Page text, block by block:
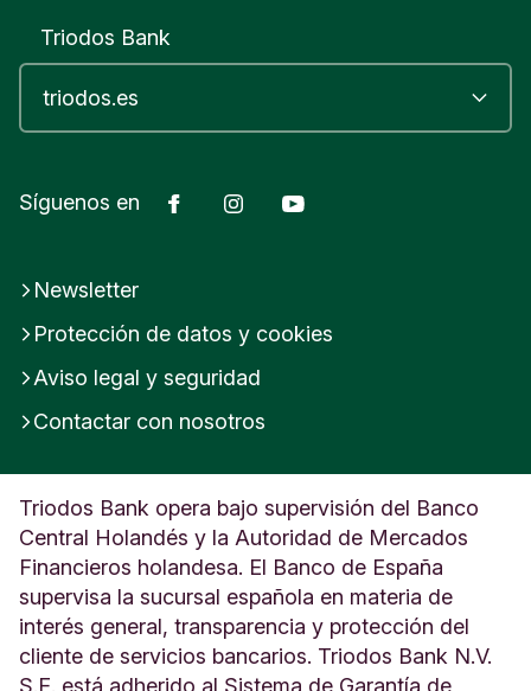
Triodos Bank
Síguenos en FacebookInstagram
Newsletter
Protección de datos y cookies
Aviso legal y seguridad
Contactar con nosotros
Triodos Bank opera bajo supervisión del Banco
Central Holandés y la Autoridad de Mercados
Financieros holandesa. El Banco de España
supervisa la sucursal española en materia de
interés general, transparencia y protección del
cliente de servicios bancarios. Triodos Bank N.V.
S.E. está adherido al Sistema de Garantía de